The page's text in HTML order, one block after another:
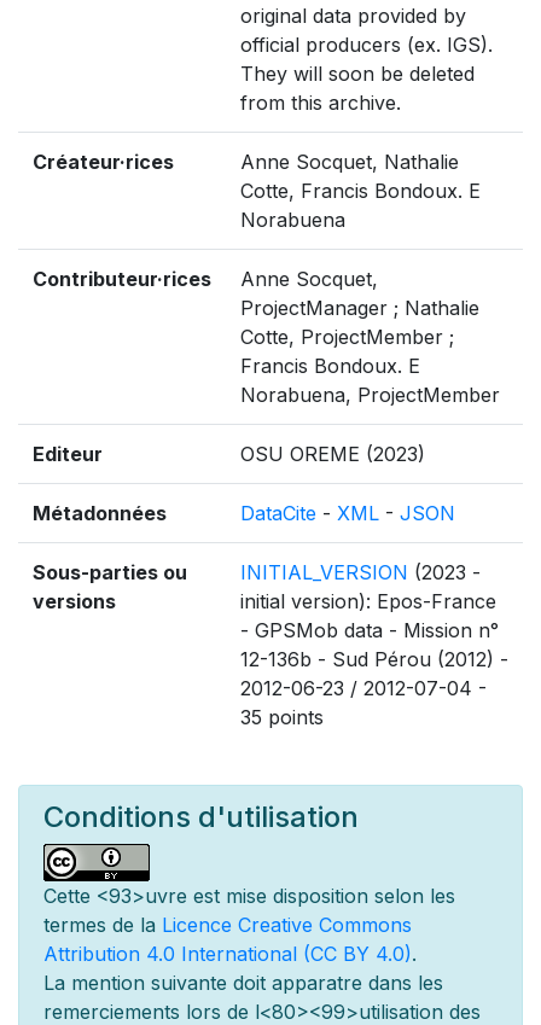
original data provided by
official producers (ex. IGS).
They will soon be deleted
from this archive.
Créateur·rices
Anne Socquet, Nathalie
Cotte, Francis Bondoux. E
Norabuena
Contributeur·rices
Anne Socquet,
ProjectManager ; Nathalie
Cotte, ProjectMember ;
Francis Bondoux. E
Norabuena, ProjectMember
Editeur OSU OREME (2023)
Métadonnées DataCite - XML - JSON
Sous-parties ou
versions
INITIAL_VERSION (2023 -
initial version): Epos-France
- GPSMob data - Mission n°
12-136b - Sud Pérou (2012) -
2012-06-23 / 2012-07-04 -
35 points
Conditions d'utilisation
Cette <93>uvre est mise disposition selon les
termes de la Licence Creative Commons
Attribution 4.0 International (CC BY 4.0).
La mention suivante doit apparatre dans les
remerciements lors de l<80><99>utilisation des